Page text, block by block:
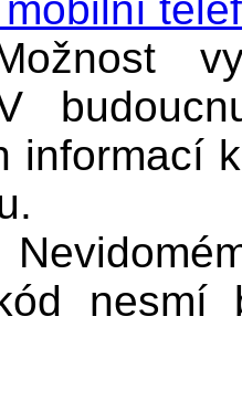
informací
nesmí